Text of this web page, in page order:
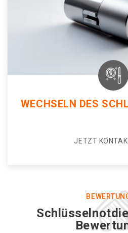
WECHSELN DES
JETZT